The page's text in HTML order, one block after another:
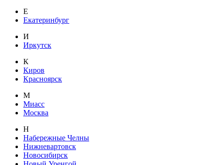
Е
Екатеринбург
И
Иркутск
К
Киров
Красноярск
М
Миасс
Москва
Н
Набережные Челны
Нижневартовск
Новосибирск